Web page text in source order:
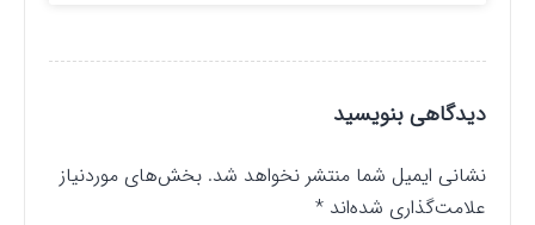
دیدگاهی بنویسید
نشانی ایمیل شما منتشر نخواهد شد. بخش‌های موردنیاز
علامت‌گذاری شده‌اند*